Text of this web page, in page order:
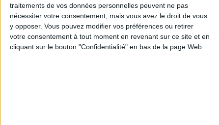
traitements de vos données personnelles peuvent ne pas
nécessiter votre consentement, mais vous avez le droit de vous
y opposer. Vous pouvez modifier vos préférences ou retirer
votre consentement à tout moment en revenant sur ce site et en
cliquant sur le bouton "Confidentialité" en bas de la page Web.
Service-client & Motivation Voir tout
Les équipes du Service-client et de la
Communauté Savoir Maigrir vous aident
chaque semaine à vous rapprocher
sereinement de votre objectif minceur.